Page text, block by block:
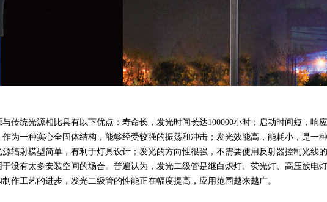
源相比具有以下优点：寿命长，发光时间长达100000小时；启动时间短，响应
作为一种实心全固体结构，能够经受较强的振荡和冲击；发光效能高，能耗小，是一种
光源辐射模型简单，有利于灯具设计；发光的方向性很强，不需要使用反射器控制光线的
于没有太多安装空间的场合。普遍认为，发光二级管是继白炽灯、荧光灯、高压放电灯
作工艺的进步，发光二级管的性能正在幅度提高，应用范围越来越广。